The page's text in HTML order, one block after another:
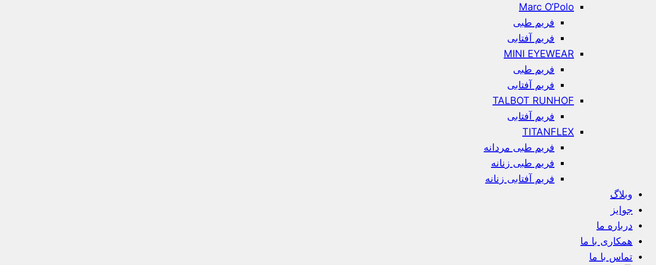
Marc O‘Polo
فریم طبی
فریم آفتابی
MINI EYEWEAR
فریم طبی
فریم آفتابی
TALBOT RUNHOF
فریم آفتابی
TITANFLEX
فریم طبی مردانه
فریم طبی زنانه
فریم آفتابی زنانه
وبلاگ
جوایز
درباره ما
همکاری با ما
تماس با ما